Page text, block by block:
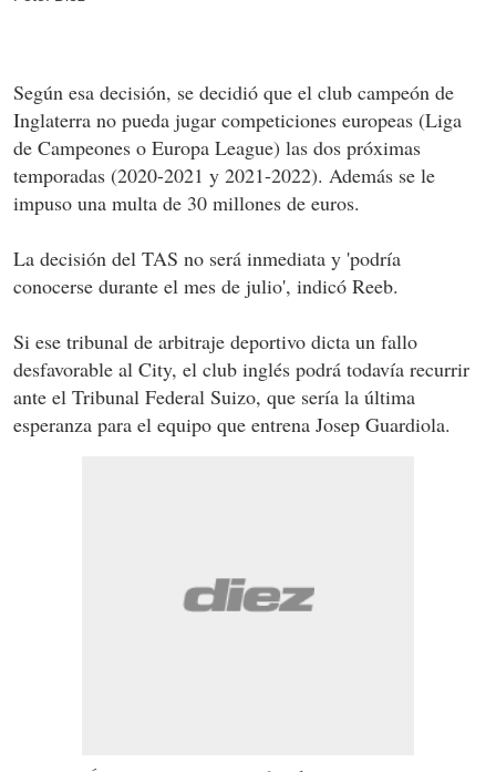
Según esa decisión, se decidió que el club campeón de
Inglaterra no pueda jugar competiciones europeas (Liga
de Campeones o Europa League) las dos próximas
temporadas (2020-2021 y 2021-2022). Además se le
impuso una multa de 30 millones de euros.
La decisión del TAS no será inmediata y 'podría
conocerse durante el mes de julio', indicó Reeb.
Si ese tribunal de arbitraje deportivo dicta un fallo
desfavorable al City, el club inglés podrá todavía recurrir
ante el Tribunal Federal Suizo, que sería la última
esperanza para el equipo que entrena Josep Guardiola.